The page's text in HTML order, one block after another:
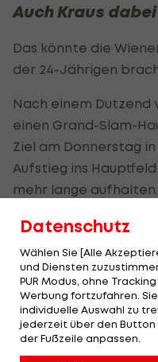
Auch Kraus dabei
Das könnte die
der 24-Jährigen
Nach einem
einen Grand-Slam-
Ziel am Donnerstag
Aufstieg ins
mehr lange aufhalten.
Die 32-jährige
hatte in der dritten
Minuten mit 1:6, 1:6
Rodionov
Am Freitag versucht
Datenschutz
Wählen Sie [Alle
und Diensten
PUR Modus, ohne
Werbung fortzufahren.
individuelle Auswahl zu
jederzeit über den Button
der Fußzeile anpassen.